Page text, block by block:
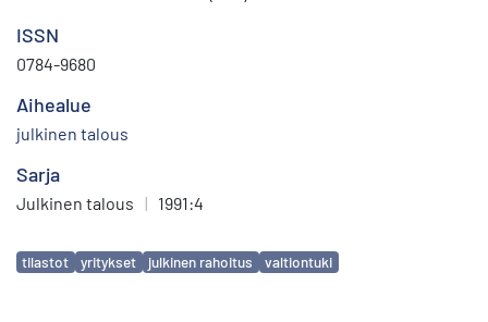
ISSN
0784-9680
Aihealue
julkinen talous
Sarja
Julkinen talous | 1991:4
Avainsanat
tilastot yritykset julkinen rahoitus valtiontuki